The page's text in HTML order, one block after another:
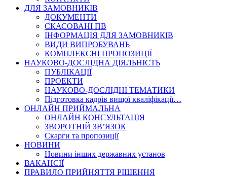
ДЛЯ ЗАМОВНИКІВ
ДОКУМЕНТИ
СКАСОВАНІ ПВ
ІНФОРМАЦІЯ ДЛЯ ЗАМОВНИКІВ
ВИДИ ВИПРОБУВАНЬ
КОМПЛЕКСНІ ПРОПОЗИЦІЇ
НАУКОВО-ДОСЛІДНА ДІЯЛЬНІСТЬ
ПУБЛІКАЦІЇ
ПРОЕКТИ
НАУКОВО-ДОСЛІДНІ ТЕМАТИКИ
Підготовка кадрів вищої кваліфікації…
ОНЛАЙН ПРИЙМАЛЬНА
ОНЛАЙН КОНСУЛЬТАЦІЯ
ЗВОРОТНІЙ ЗВ’ЯЗОК
Скарги та пропозиції
НОВИНИ
Новини інших державних установ
ВАКАНСІЇ
ПРАВИЛО ПРИЙНЯТТЯ РІШЕННЯ